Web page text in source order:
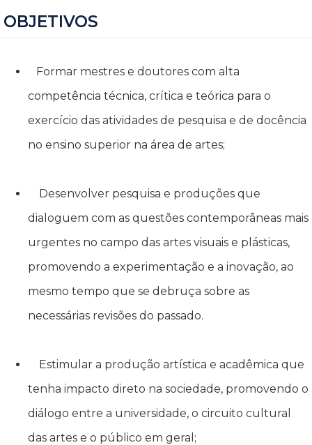
OBJETIVOS
Formar mestres e doutores com alta
competência técnica, crítica e teórica para o
exercício das atividades de pesquisa e de docência
no ensino superior na área de artes;
Desenvolver pesquisa e produções que
dialoguem com as questões contemporâneas mais
urgentes no campo das artes visuais e plásticas,
promovendo a experimentação e a inovação, ao
mesmo tempo que se debruça sobre as
necessárias revisões do passado.
Estimular a produção artística e acadêmica que
tenha impacto direto na sociedade, promovendo o
diálogo entre a universidade, o circuito cultural
das artes e o público em geral;